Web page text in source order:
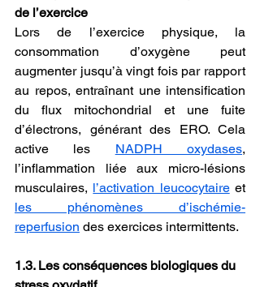
de l’exercice
Lors de l’exercice physique, la
consommation d’oxygène peut
augmenter jusqu’à vingt fois par rapport
au repos, entraînant une intensification
du flux mitochondrial et une fuite
d’électrons, générant des ERO. Cela
active les NADPH oxydases,
l’inflammation liée aux micro-lésions
musculaires, l’activation leucocytaire
et
les phénomènes d’ischémie-
reperfusion des exercices intermittents.
1.3. Les conséquences biologiques du